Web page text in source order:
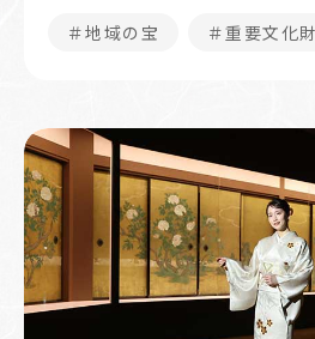
＃地域の宝 ＃重要文化財